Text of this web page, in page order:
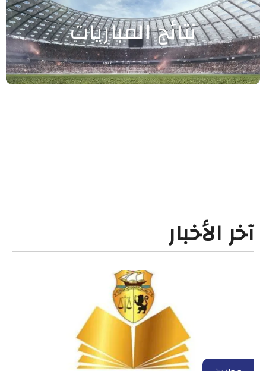
نتائج المباريات
آخر الأخبار